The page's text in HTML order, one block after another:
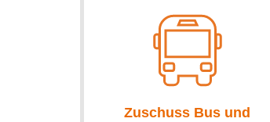
Zuschuss Bus und